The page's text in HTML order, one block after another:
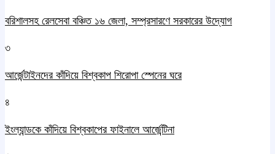
বরিশালসহ রেলসেবা বঞ্চিত ১৬ জেলা, সম্প্রসারণে সরকারের উদ্যোগ
৩
আর্জেন্টাইনদের কাঁদিয়ে বিশ্বকাপ শিরোপা স্পেনের ঘরে
৪
ইংল্যান্ডকে কাঁদিয়ে বিশ্বকাপের ফাইনালে আর্জেন্টিনা